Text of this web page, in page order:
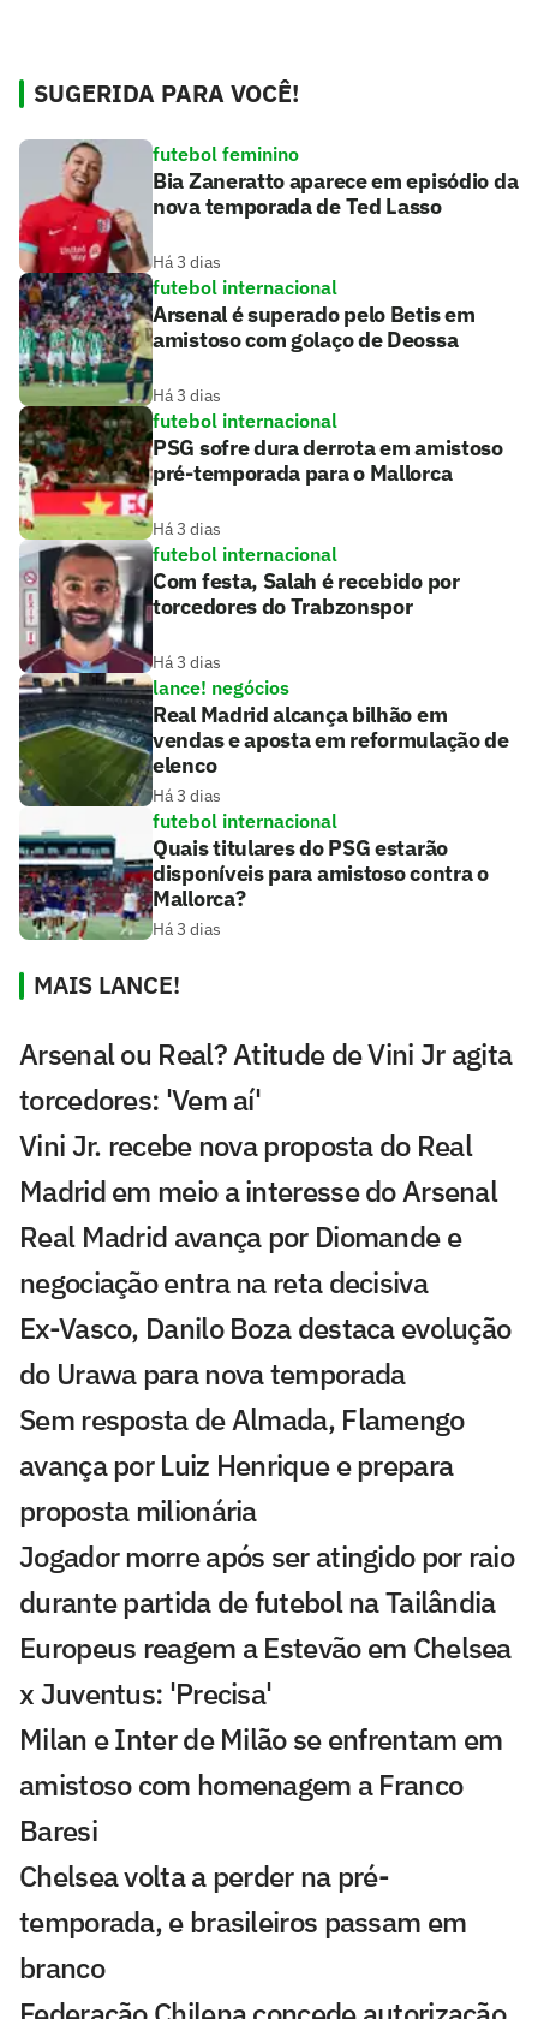
SUGERIDA PARA VOCÊ!
futebol feminino
Bia Zaneratto aparece em episódio da
nova temporada de Ted Lasso
Há 3 dias
futebol internacional
Arsenal é superado pelo Betis em
amistoso com golaço de Deossa
Há 3 dias
futebol internacional
PSG sofre dura derrota em amistoso
pré-temporada para o Mallorca
Há 3 dias
futebol internacional
Com festa, Salah é recebido por
torcedores do Trabzonspor
Há 3 dias
lance! negócios
Real Madrid alcança bilhão em
vendas e aposta em reformulação de
elenco
Há 3 dias
futebol internacional
Quais titulares do PSG estarão
disponíveis para amistoso contra o
Mallorca?
Há 3 dias
MAIS LANCE!
Arsenal ou Real? Atitude de Vini Jr agita
torcedores: 'Vem aí'
Vini Jr. recebe nova proposta do Real
Madrid em meio a interesse do Arsenal
Real Madrid avança por Diomande e
negociação entra na reta decisiva
Ex-Vasco, Danilo Boza destaca evolução
do Urawa para nova temporada
Sem resposta de Almada, Flamengo
avança por Luiz Henrique e prepara
proposta milionária
Jogador morre após ser atingido por raio
durante partida de futebol na Tailândia
Europeus reagem a Estevão em Chelsea
x Juventus: 'Precisa'
Milan e Inter de Milão se enfrentam em
amistoso com homenagem a Franco
Baresi
Chelsea volta a perder na pré-
temporada, e brasileiros passam em
branco